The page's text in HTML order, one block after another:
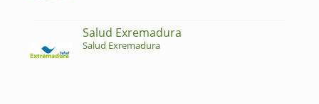
Salud Exremadura
Salud Exremadura